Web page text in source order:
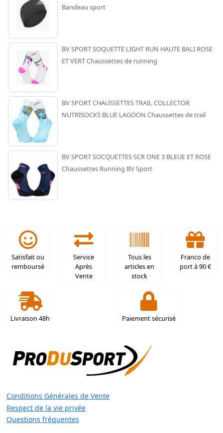
Bandeau sport
BV SPORT SOQUETTE LIGHT RUN HAUTE BALI ROSE
ET VERT Chaussettes de running
BV SPORT CHAUSSETTES TRAIL COLLECTOR
NUTRISOCKS BLUE LAGOON Chaussettes de trail
BV SPORT SOCQUETTES SCR ONE 3 BLEUE ET ROSE
Chaussettes Running BV Sport
Satisfait ou
remboursé
Service
Après
Vente
Tous les
articles en
stock
Franco de
port à 90 €
Livraison 48h Paiement sécurisé
Conditions Générales de Vente
Respect de la vie privée
Questions fréquentes